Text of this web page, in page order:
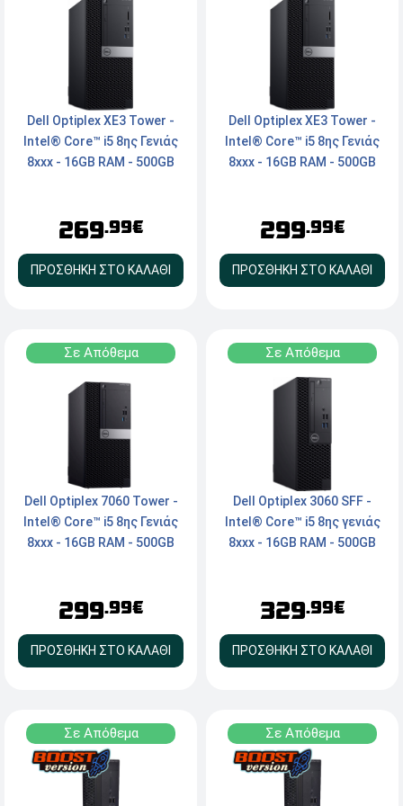
Dell Optiplex ΧΕ3 Tower -
Intel® Core™ i5 8ης Γενιάς
8xxx - 16GB RAM - 500GB
269.99€
ΠΡΟΣΘΗΚΗ ΣΤΟ ΚΑΛΑΘΙ
Dell Optiplex ΧΕ3 Tower -
Intel® Core™ i5 8ης Γενιάς
8xxx - 16GB RAM - 500GB
Pro
299.99€
ΠΡΟΣΘΗΚΗ ΣΤΟ ΚΑΛΑΘΙ
Σε Απόθεμα
Dell Optiplex 7060 Tower -
Intel® Core™ i5 8ης Γενιάς
8xxx - 16GB RAM - 500GB
Windows 11 Pro
299.99€
ΠΡΟΣΘΗΚΗ ΣΤΟ ΚΑΛΑΘΙ
Σε Απόθεμα
Dell Optiplex 3060 SFF -
Intel® Core™ i5 8ης γενιάς
8xxx - 16GB RAM - 500GB
Pro
329.99€
ΠΡΟΣΘΗΚΗ ΣΤΟ ΚΑΛΑΘΙ
Σε Απόθεμα Σε Απόθεμα